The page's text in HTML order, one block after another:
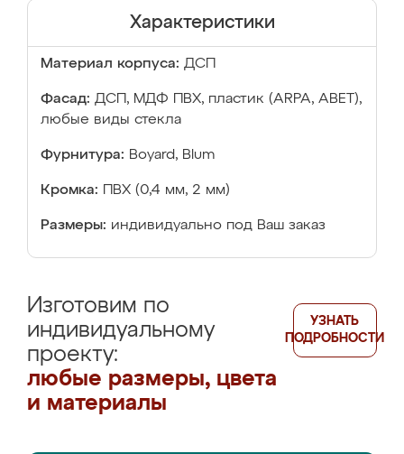
Характеристики
Материал корпуса: ДСП
Фасад: ДСП, МДФ ПВХ, пластик (ARPA, ABET),
любые виды стекла
Фурнитура: Boyard, Blum
Кромка: ПВХ (0,4 мм, 2 мм)
Размеры: индивидуально под Ваш заказ
Изготовим по
индивидуальному
проекту:
любые размеры, цвета
и материалы
УЗНАТЬ
ПОДРОБНОСТИ